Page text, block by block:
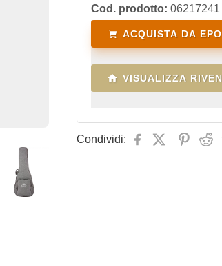
sempre con sè la chitarra.
Cod. prodotto: 06217241
ACQUISTA DA
VISUALIZZA
Condividi: